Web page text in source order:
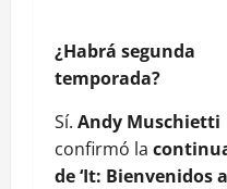
¿Habrá segunda
temporada?
Sí. Andy Muschietti
confirmó la
de ‘It: Bienvenidos a